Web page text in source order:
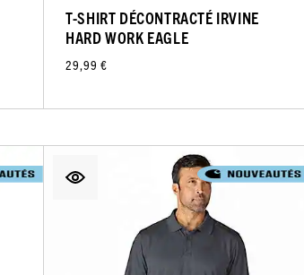
T-SHIRT DÉCONTRACTÉ IRVINE
HARD WORK EAGLE
29,99 €